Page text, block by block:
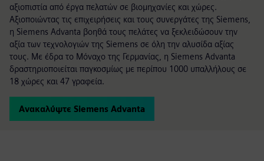
αξιοπιστία από έργα πελατών σε βιομηχανίες και χώρες.
Αξιοποιώντας τις επιχειρήσεις και τους συνεργάτες της Siemens,
η Siemens Advanta βοηθά τους πελάτες να ξεκλειδώσουν την
αξία των τεχνολογιών της Siemens σε όλη την αλυσίδα αξίας
τους. Με έδρα το Μόναχο της Γερμανίας, η Siemens Advanta
δραστηριοποιείται παγκοσμίως με περίπου 1000 υπαλλήλους σε
18 χώρες και 47 γραφεία.
Ανακαλύψτε Siemens Advanta